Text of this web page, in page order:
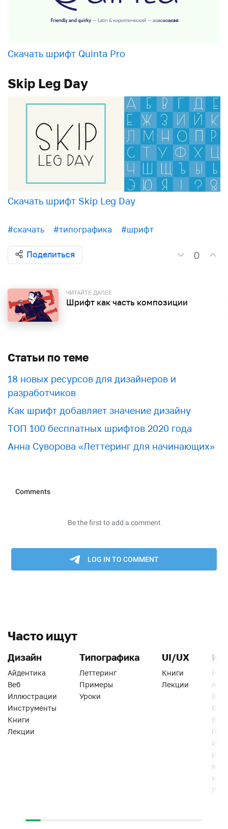
Скачать шрифт Quinta Pro
Skip Leg Day
Скачать шрифт Skip Leg Day
#скачать #типографика #шрифт
Поделиться 0
ЧИТАЙТЕ ДАЛЕЕ
Шрифт как часть композиции
Статьи по теме
18 новых ресурсов для дизайнеров и
разработчиков
Как шрифт добавляет значение дизайну
ТОП 100 бесплатных шрифтов 2020 года
Анна Суворова «Леттеринг для начинающих»
Часто ищут
Дизайн
Айдентика
Веб
Иллюстрации
Инструменты
Книги
Лекции
Типографика
Леттеринг
Примеры
Уроки
UI/UX
Книги
Лекции
Веб